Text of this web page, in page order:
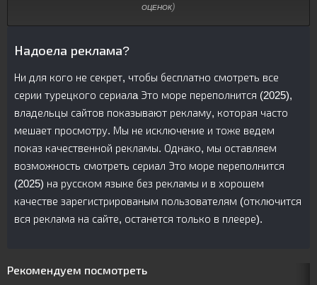
оценок)
Надоела реклама?
Ни для кого не секрет, чтобы бесплатно смотреть все
серии турецкого сериалa Это море переполнится (2025),
владельцы сайтов показывают рекламу, которая часто
мешает просмотру. Мы не исключение и тоже ведем
показ качественной рекламы. Однако, мы оставляем
возможность смотреть сериал Это море переполнится
(2025) на русском языке без рекламы и в хорошем
качестве зарегистрированым пользователям (отключится
вся реклама на сайте, останется только в плеере).
Рекомендуем посмотреть